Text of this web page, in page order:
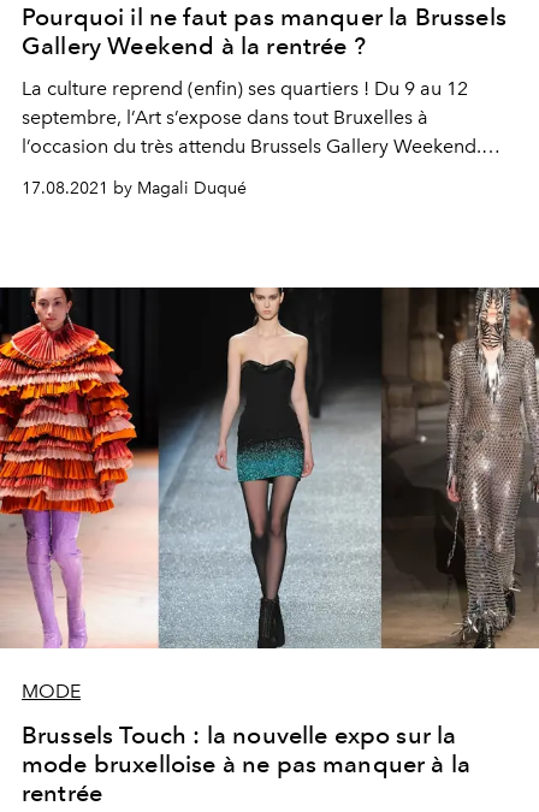
Pourquoi il ne faut pas manquer la Brussels
Gallery Weekend à la rentrée ?
La culture reprend (enfin) ses quartiers ! Du 9 au 12
septembre, l’Art s’expose dans tout Bruxelles à
l’occasion du très attendu Brussels Gallery Weekend.
17.08.2021 by Magali Duqué
MODE
Brussels Touch : la nouvelle expo sur la
mode bruxelloise à ne pas manquer à la
rentrée